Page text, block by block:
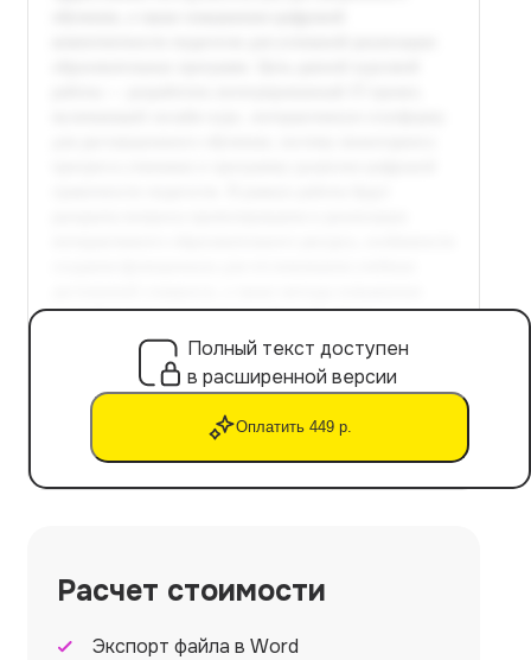
Полный текст доступен
в расширенной версии
Оплатить 449 р.
Расчет стоимости
Экспорт файла в Word